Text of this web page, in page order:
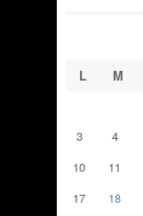
L
M
3
4
10
11
17
18